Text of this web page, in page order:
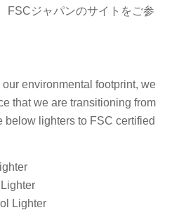
FSCジャパンのサイト をご参
our environmental footprint, we
that we are transitioning from
below lighters to FSC certified
Lighter